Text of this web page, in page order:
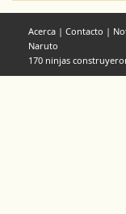
Acerca | Contacto |
Naruto
170 ninjas